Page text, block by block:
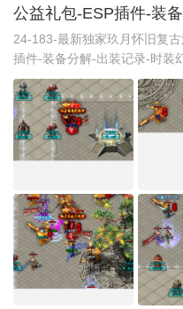
公益礼包-ESP插件-装
24-183-最新独家玖月怀旧复
插件-装备分解-出装记录-时装